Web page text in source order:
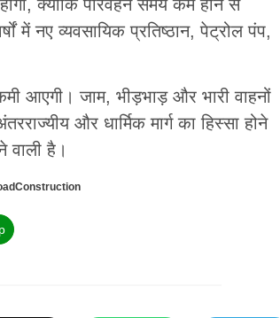
क्योंकि परिवहन समय कम होने से
में नए व्यवसायिक प्रतिष्ठान, पेट्रोल पंप,
आएगी। जाम, भीड़भाड़ और भारी वाहनों
और धार्मिक मार्ग का हिस्सा होने
वाली है।